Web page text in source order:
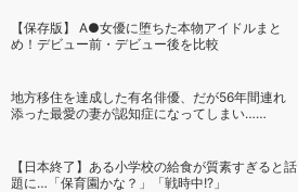
【保存版】 A●女優に堕ちた本物アイドルまと
め！デビュー前・デビュー後を比較
地方移住を達成した有名俳優、だが56年間連れ
添った最愛の妻が認知症になってしまい……
【日本終了】ある小学校の給食が質素すぎると話
題に…「保育園かな？」「戦時中!?」